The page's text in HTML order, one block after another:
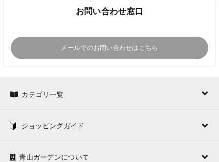
お問い合わせ窓口
メールでのお問い合わせはこちら
カテゴリ一覧
ショッピングガイド
青山ガーデンについて